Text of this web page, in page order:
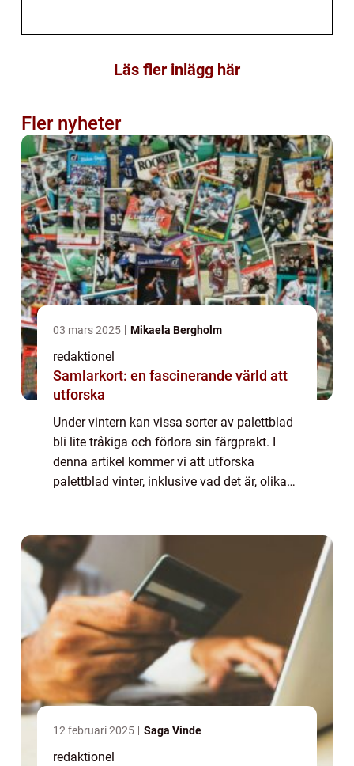
Läs fler inlägg här
Fler nyheter
03 mars 2025 Mikaela Bergholm
redaktionel
Samlarkort: en fascinerande värld att
utforska
Under vintern kan vissa sorter av palettblad
bli lite tråkiga och förlora sin färgprakt. I
denna artikel kommer vi att utforska
palettblad vinter, inklusive vad det är, olika
12 februari 2025 Saga Vinde
redaktionel